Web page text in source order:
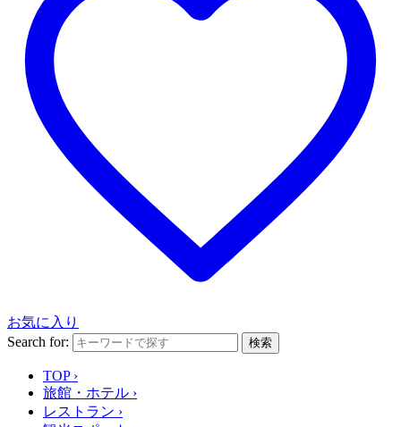
お気に入り
Search for:
検索
TOP ›
旅館・ホテル ›
レストラン ›